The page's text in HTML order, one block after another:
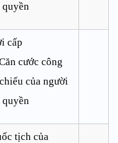
quyền
cấp
cước công
của người
quyền
tịch của